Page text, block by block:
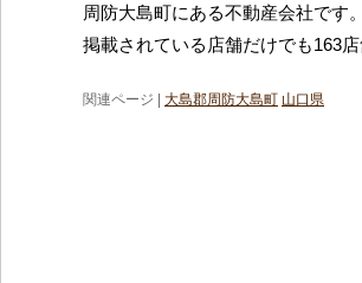
周防大島町にある不動産会社です
掲載されている店舗だけでも163
関連ページ | 大島郡周防大島町 山口県